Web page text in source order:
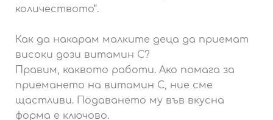
количеството“.
Как да накарам малките деца да приемат
високи дози витамин С?
Правим, каквото работи. Ако помага за
приемането на витамин C, ние сме
щастливи. Подаването му във вкусна
форма е ключово.